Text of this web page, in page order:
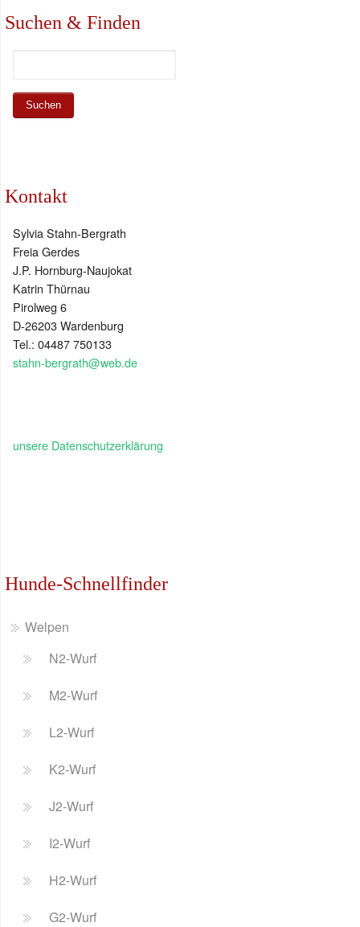
Suchen & Finden
Kontakt
Sylvia Stahn-Bergrath
Freia Gerdes
J.P. Hornburg-Naujokat
Katrin Thürnau
Pirolweg 6
D-26203 Wardenburg
Tel.: 04487 750133
stahn-bergrath@web.de
unsere Datenschutzerklärung
Hunde-Schnellfinder
Welpen
N2-Wurf
M2-Wurf
L2-Wurf
K2-Wurf
J2-Wurf
I2-Wurf
H2-Wurf
G2-Wurf